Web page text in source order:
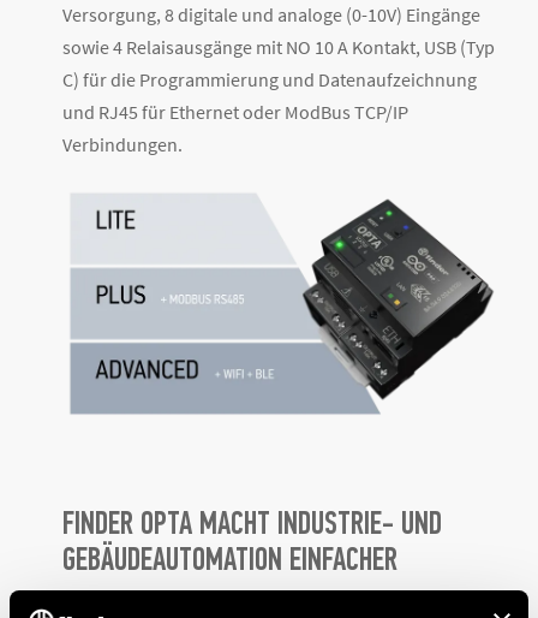
Versorgung, 8 digitale und analoge (0-10V) Eingänge
sowie 4 Relaisausgänge mit NO 10 A Kontakt, USB (Typ
C) für die Programmierung und Datenaufzeichnung
und RJ45 für Ethernet oder ModBus TCP/IP
Verbindungen.
FINDER OPTA MACHT INDUSTRIE- UND
GEBÄUDEAUTOMATION EINFACHER